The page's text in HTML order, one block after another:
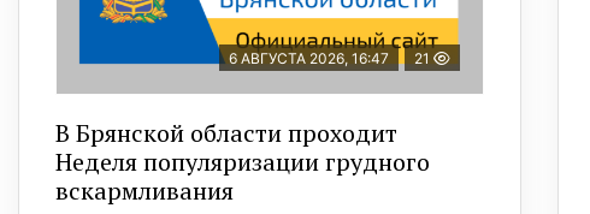
6 АВГУСТА 2026, 16:47 21
В Брянской области проходит
Неделя популяризации грудного
вскармливания